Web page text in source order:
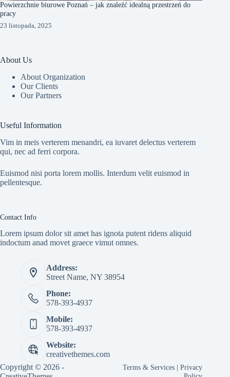
Powierzchnie biurowe Poznań – jak znaleźć idealną przestrzeń do
pracy
23 listopada, 2025
About Us
About Organization
Our Clients
Our Partners
Useful Information
Vim in meis verterem menandri, ea iuvaret delectus verterem
qui, nec ad ferri corpora.
Euismod nisi porta lorem mollis. Interdum velit euismod in
pellentesque.
Contact Info
Lorem ipsum dolor sit amet has ignota putent ridens aliquid
indoctum anad movet graece vimut omnes.
Address:
Street Name, NY 38954
Phone:
578-393-4937
Mobile:
578-393-4937
Website:
creativethemes.com
Copyright © 2026 -
Terms & Services |Privacy